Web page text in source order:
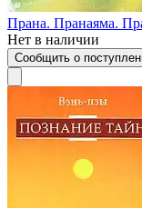
Прана. Пранаяма.
Нет в наличии
Сообщить о